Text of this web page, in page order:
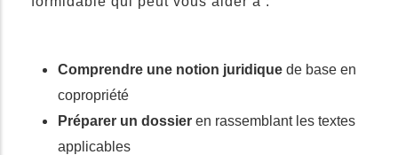
Comprendre une notion juridique de base en
copropriété
Préparer un dossier en rassemblant les textes
applicables